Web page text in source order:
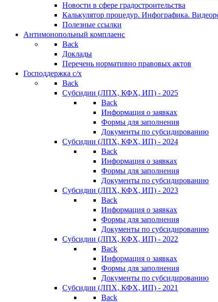
Новости в сфере градостроительства
Калькулятор процедур. Инфографика.
Полезные ссылки
Антимонопольный комплаенс
Back
Доклады
Перечень нормативно правовых актов
Господдержка с/х
Back
Субсидии (ЛПХ, КФХ, ИП) - 2025
Back
Информация о заявках
Формы для заполнения
Документы по субсидированию
Субсидии (ЛПХ, КФХ, ИП) - 2024
Back
Информация о заявках
Формы для заполнения
Документы по субсидированию
Субсидии (ЛПХ, КФХ, ИП) - 2023
Back
Информация о заявках
Формы для заполнения
Документы по субсидированию
Субсидии (ЛПХ, КФХ, ИП) - 2022
Back
Информация о заявках
Формы для заполнения
Документы по субсидированию
Субсидии (ЛПХ, КФХ, ИП) - 2021
Back